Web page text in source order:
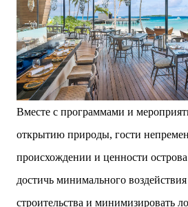
Вместе с программами и
открытию природы, гости
происхождении и ценности
достичь минимального
строительства и минимизировать